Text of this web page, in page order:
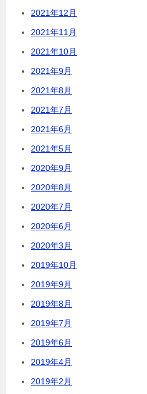
2021年12月
2021年11月
2021年10月
2021年9月
2021年8月
2021年7月
2021年6月
2021年5月
2020年9月
2020年8月
2020年7月
2020年6月
2020年3月
2019年10月
2019年9月
2019年8月
2019年7月
2019年6月
2019年4月
2019年2月